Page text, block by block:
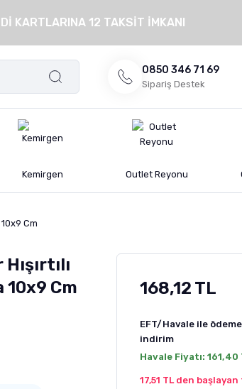
KARTLARINA 12 TAKSİT İMKANI
0850 346 71 69
Sipariş Destek
Kemirgen Outlet Reyonu
Cm
Cm
168,12 TL
EFT/Havale ile
indirim
Havale Fiyatı: 161,40
17,51 TL den